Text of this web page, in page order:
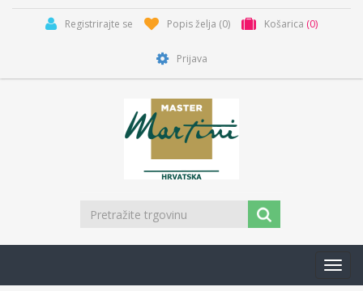
Registrirajte se Popis želja (0) Košarica (0)
Prijava